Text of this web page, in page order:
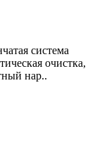
система
очистка,
нар..